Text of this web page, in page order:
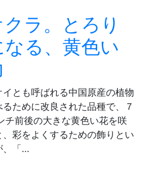
ラ。とろり
る、黄色い
とも呼ばれる中国原産の植物
ために改良された品種で、７
チ前後の大きな黄色い花を咲
彩をよくするための飾りとい
、「…